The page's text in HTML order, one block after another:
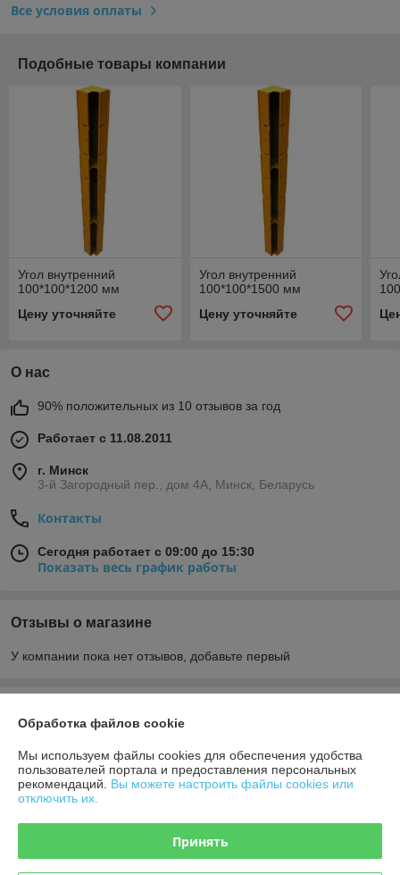
Все условия оплаты
Подобные товары компании
Угол внутренний
100*100*1200 мм
Цену уточняйте
Угол внутренний
100*100*1500 мм
Цену уточняйте
О нас
90% положительных из 10 отзывов за год
Работает с 11.08.2011
г. Минск
3-й Загородный пер., дом 4А, Минск, Беларусь
Контакты
Сегодня работает с 09:00 до 15:30
Показать весь график работы
Отзывы о магазине
У компании пока нет отзывов, добавьте первый
Контакты
Доставка и оплата
Обработка файлов cookie
Мы используем файлы cookies для обеспечения удобства
пользователей портала и предоставления персональных
рекомендаций. Вы можете настроить файлы cookies или
отключить их.
Принять